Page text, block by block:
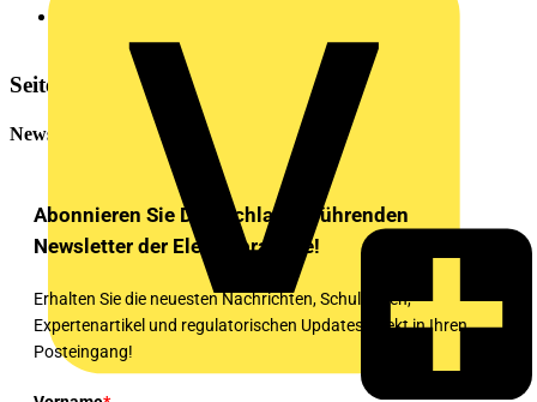
Produktwebseite UK600
Seitenleiste
Newsletter
Abonnieren Sie Deutschlands führenden
Newsletter der Elektrobranche!
Erhalten Sie die neuesten Nachrichten, Schulungen,
Expertenartikel und regulatorischen Updates direkt in Ihren
Posteingang!